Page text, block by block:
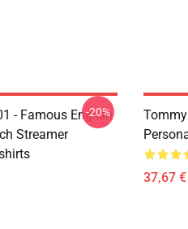
- Famous English
Streamer
-20%
37,67